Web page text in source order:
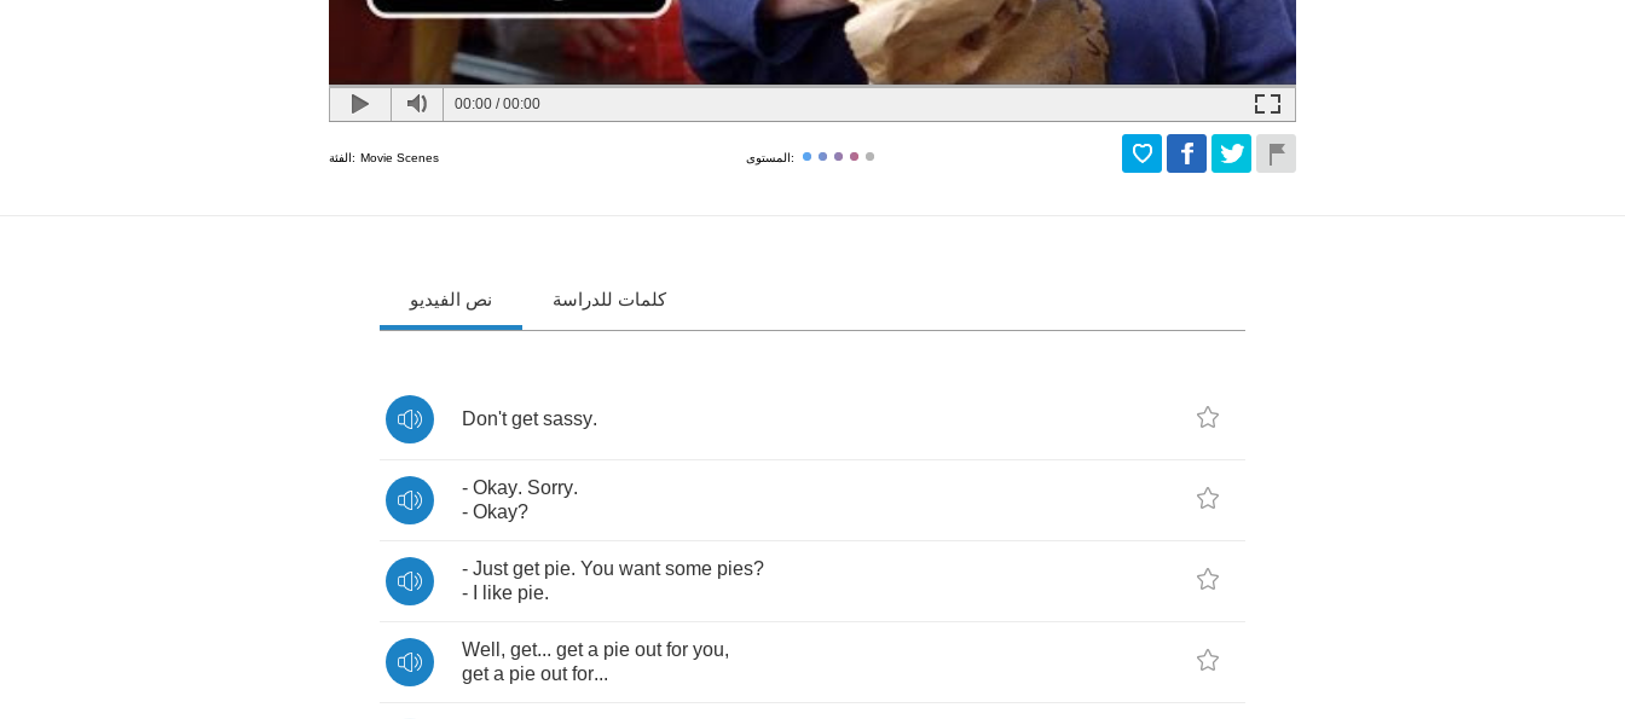
00:00 /00:00
الفئة: Movie Scenes المستوى:
نص الفيديو كلمات للدراسة
Don't get sassy.
- Okay. Sorry.
- Okay?
- Just get pie. You want some pies?
-
like pie.
Well , get... get a pie out for you,
get a pie out for...